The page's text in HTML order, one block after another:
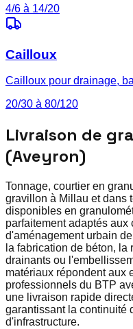
4/6 à 14/20
Cailloux
Cailloux pour drainage,
20/30 à 80/120
Livraison de
(Aveyron)
Tonnage, courtier en
gravillon à Millau et dans
disponibles en
parfaitement adaptés
d'aménagement urbain
la fabrication de béton,
drainants ou
matériaux répondent aux
professionnels du BTP
une livraison rapide
garantissant la continuité
d'infrastructure.